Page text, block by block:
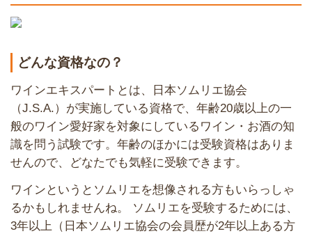
どんな資格なの？
ワインエキスパートとは、日本ソムリエ協会
（J.S.A.）が実施している資格で、年齢20歳以上の一
般のワイン愛好家を対象にしているワイン・お酒の知
識を問う試験です。年齢のほかには受験資格はありま
せんので、どなたでも気軽に受験できます。
ワインというとソムリエを想像される方もいらっしゃ
るかもしれませんね。 ソムリエを受験するためには、
3年以上（日本ソムリエ協会の会員歴が2年以上ある方